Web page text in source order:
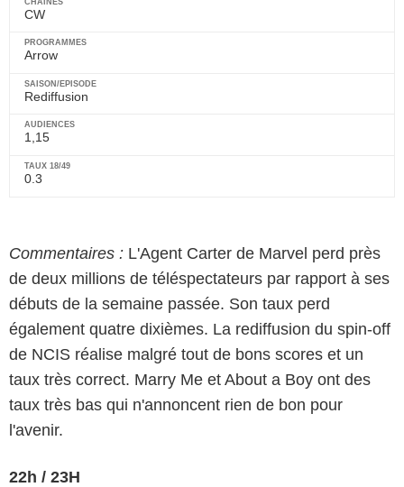
CW
Arrow
Rediffusion
1,15
0.3
Commentaires : L'Agent Carter de Marvel perd près
de deux millions de téléspectateurs par rapport à ses
débuts de la semaine passée. Son taux perd
également quatre dixièmes. La rediffusion du spin-off
de NCIS réalise malgré tout de bons scores et un
taux très correct. Marry Me et About a Boy ont des
taux très bas qui n'annoncent rien de bon pour
l'avenir.
22h / 23H